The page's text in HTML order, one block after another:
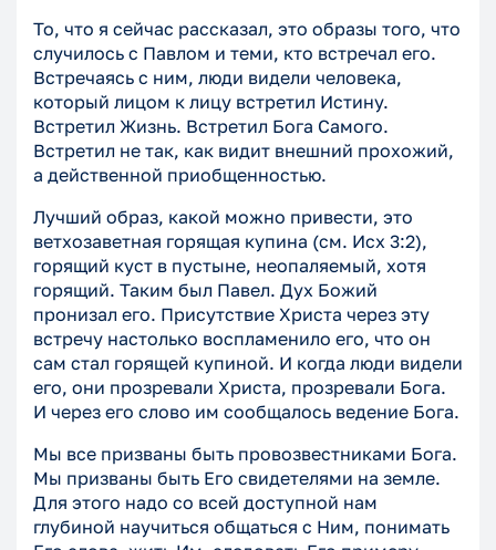
То, что я сейчас рассказал, это образы того, что
случилось с Павлом и теми, кто встречал его.
Встречаясь с ним, люди видели человека,
который лицом к лицу встретил Истину.
Встретил Жизнь. Встретил Бога Самого.
Встретил не так, как видит внешний прохожий,
а действенной приобщенностью.
Лучший образ, какой можно привести, это
ветхозаветная горящая купина (см. Исх 3:2),
горящий куст в пустыне, неопаляемый, хотя
горящий. Таким был Павел. Дух Божий
пронизал его. Присутствие Христа через эту
встречу настолько воспламенило его, что он
сам стал горящей купиной. И когда люди видели
его, они прозревали Христа, прозревали Бога.
И через его слово им сообщалось ведение Бога.
Мы все призваны быть провозвестниками Бога.
Мы призваны быть Его свидетелями на земле.
Для этого надо со всей доступной нам
глубиной научиться общаться с Ним, понимать